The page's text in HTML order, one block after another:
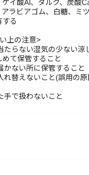
イ酸Al、タルク、炭酸
アラビアゴム、白糖、ミ
する
上の注意>
たらない湿気の少ない涼
めて保管すること
かない所に保管すること
れ替えないこと(誤用の原
手で扱わないこと